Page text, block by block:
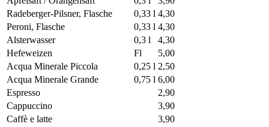
Radeberger-Pilsner, Flasche
0,33 l 4,30
Peroni, Flasche
0,33 l 4,30
Alsterwasser
0,3 l
4,30
Hefeweizen
Fl
5,00
Acqua Minerale Piccola
0,25 l 2,50
Acqua Minerale Grande
0,75 l 6,00
Espresso
2,90
Cappuccino
3,90
Caffè e latte
3,90